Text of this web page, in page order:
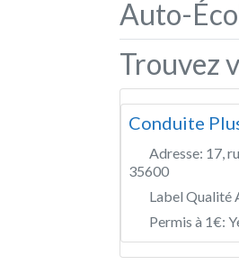
Auto-
Trouvez
Conduite
Adresse: 17,
35600
Label Qualité
Permis à 1€: